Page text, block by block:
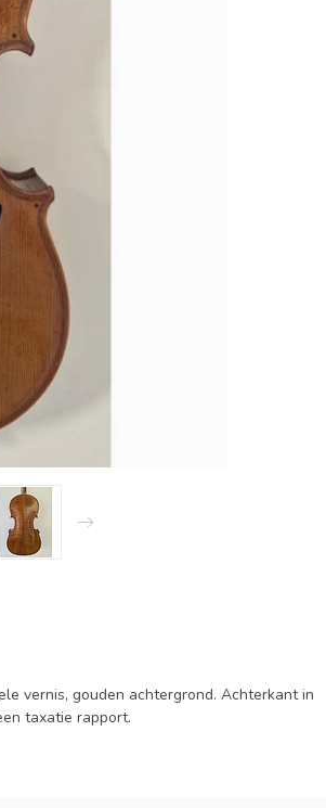
vernis, gouden achtergrond. Achterkant in
taxatie rapport.